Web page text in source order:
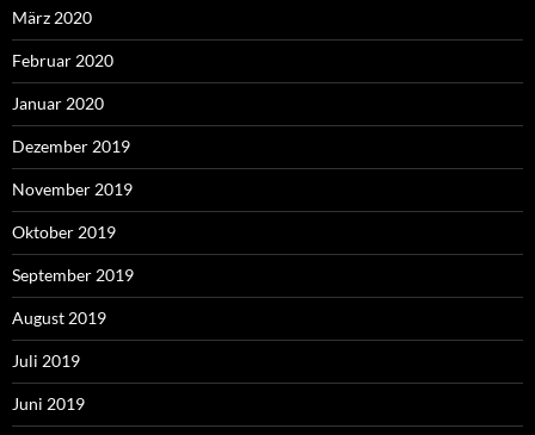
März 2020
Februar 2020
Januar 2020
Dezember 2019
November 2019
Oktober 2019
September 2019
August 2019
Juli 2019
Juni 2019